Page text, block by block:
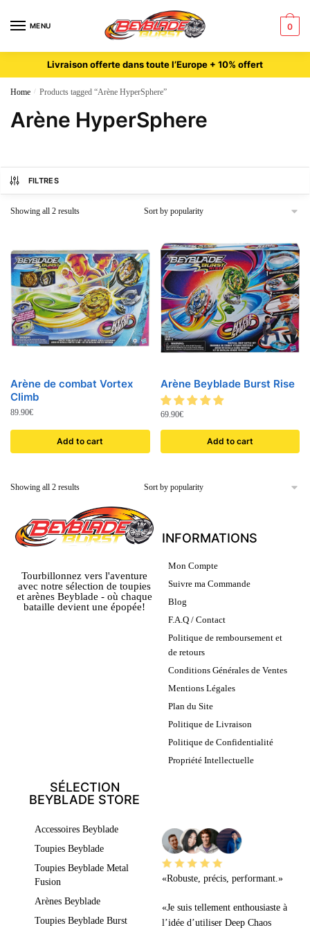
MENU 0
Livraison offerte dans toute l’Europe + 10% offert
Home / Products tagged “Arène HyperSphere”
Arène HyperSphere
FILTRES
Showing all 2 results
Arène de combat Vortex
Climb
89.90€
Add to cart
Arène Beyblade Burst Rise
69.90€
Add to cart
Showing all 2 results
Tourbillonnez vers l'aventure
avec notre sélection de toupies
et arènes Beyblade - où chaque
bataille devient une épopée!
INFORMATIONS
Mon Compte
Suivre ma Commande
Blog
F.A.Q / Contact
Politique de remboursement et
de retours
Conditions Générales de Ventes
Mentions Légales
Plan du Site
Politique de Livraison
Politique de Confidentialité
Propriété Intellectuelle
SÉLECTION
BEYBLADE STORE
Accessoires Beyblade
Toupies Beyblade
Toupies Beyblade Metal
Fusion
Arènes Beyblade
Toupies Beyblade Burst
«Robuste, précis, performant.»
«Je suis tellement enthousiaste à
l’idée d’utiliser Deep Chaos